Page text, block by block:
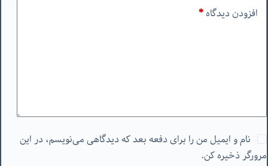
افزودن دیدگاه*
نام و ایمیل من را برای دفعه بعد که دیدگاهی می‌نویسم، در این
مرورگر ذخیره کن.